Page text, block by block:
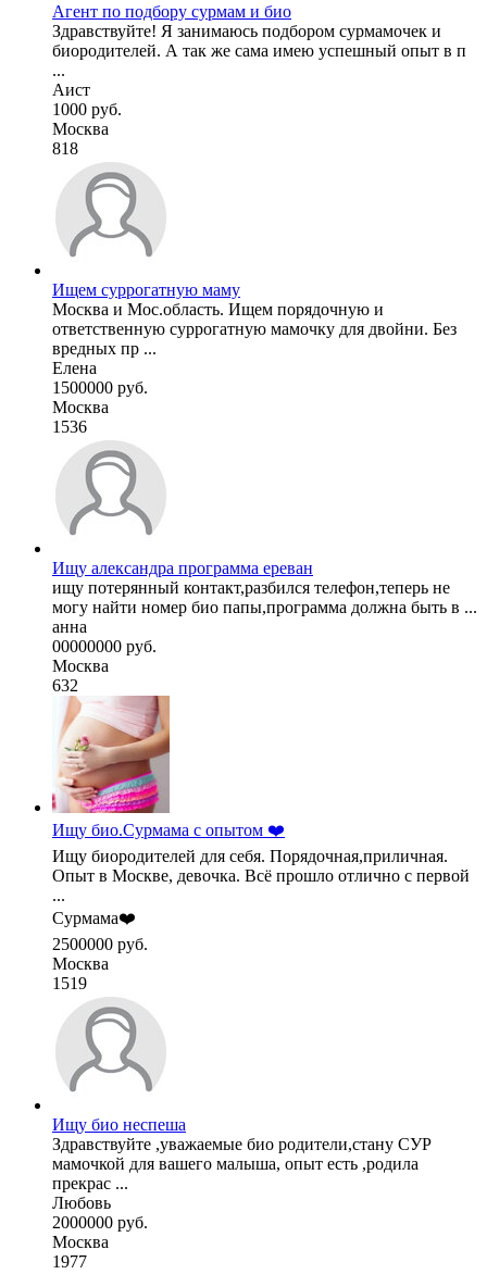
Агент по подбору сурмам и био
Здравствуйте! Я занимаюсь подбором сурмамочек и
биородителей. А так же сама имею успешный опыт в п
...
Аист
1000 руб.
Москва
818
Ищем суррогатную маму
Москва и Мос.область. Ищем порядочную и
ответственную суррогатную мамочку для двойни. Без
вредных пр ...
Елена
1500000 руб.
Москва
1536
Ищу александра программа ереван
ищу потерянный контакт,разбился телефон,теперь не
могу найти номер био папы,программа должна быть в ...
анна
00000000 руб.
Москва
632
Ищу био.Сурмама с опытом ❤️
Ищу биородителей для себя. Порядочная,приличная.
Опыт в Москве, девочка. Всё прошло отлично с первой
...
Сурмама❤️
2500000 руб.
Москва
1519
Ищу био неспеша
Здравствуйте ,уважаемые био родители,стану СУР
мамочкой для вашего малыша, опыт есть ,родила
прекрас ...
Любовь
2000000 руб.
Москва
1977